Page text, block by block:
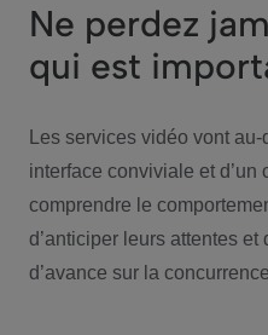
Ne perdez
qui est
Les services vidéo vont
interface conviviale et d’un
comprendre le
d’anticiper leurs attentes
d’avance sur la